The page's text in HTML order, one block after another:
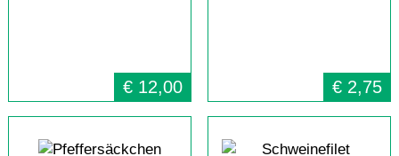
€ 12,00 € 2,75